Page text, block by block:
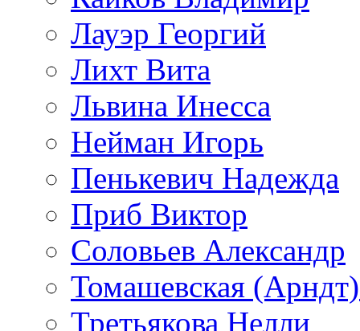
Лауэр Георгий
Лихт Вита
Львина Инесса
Нейман Игорь
Пенькевич Надежда
Приб Виктор
Соловьев Александр
Томашевская
Третьякова Нелли